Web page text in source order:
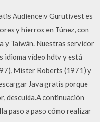
Audienceiv Gurutivest es
y hierros en Túnez, con
y Taiwán. Nuestras servidor
idioma vídeo hdtv y está
Mister Roberts (1971) y
Java gratis porque
descuida.A continuación
paso a paso cómo realizar